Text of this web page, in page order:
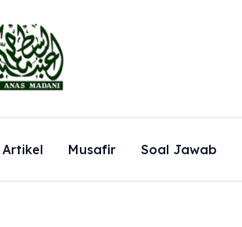
Artikel Musafir Soal Jawab